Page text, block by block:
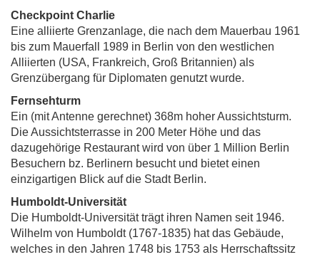
Checkpoint Charlie
Eine alliierte Grenzanlage, die nach dem Mauerbau 1961
bis zum Mauerfall 1989 in Berlin von den westlichen
Alliierten (USA, Frankreich, Groß Britannien) als
Grenzübergang für Diplomaten genutzt wurde.
Fernsehturm
Ein (mit Antenne gerechnet) 368m hoher Aussichtsturm.
Die Aussichtsterrasse in 200 Meter Höhe und das
dazugehörige Restaurant wird von über 1 Million Berlin
Besuchern bz. Berlinern besucht und bietet einen
einzigartigen Blick auf die Stadt Berlin.
Humboldt-Universität
Die Humboldt-Universität trägt ihren Namen seit 1946.
Wilhelm von Humboldt (1767-1835) hat das Gebäude,
welches in den Jahren 1748 bis 1753 als Herrschaftssitz